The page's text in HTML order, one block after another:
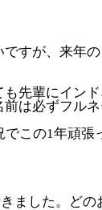
すが、来年
先輩にイン
は必ずフルネ
この1年頑
した。ど